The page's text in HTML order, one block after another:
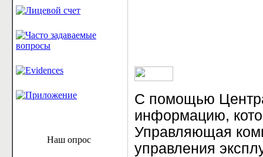
Наш опрос
С помощью
информацию,
Управляющая
управления